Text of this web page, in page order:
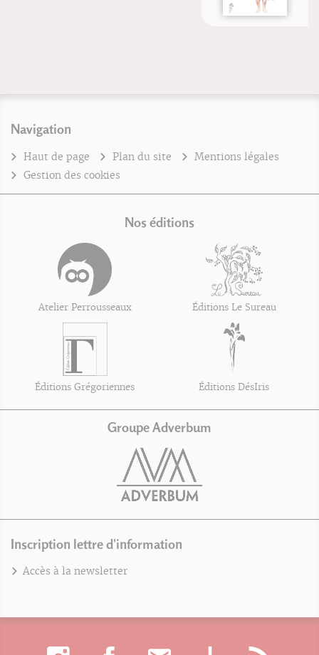
Navigation
Haut de page Plan du site
Mentions légales
Gestion des cookies
Nos éditions
Atelier Perrousseaux Éditions Le Sureau
Éditions Grégoriennes Éditions DésIris
Groupe Adverbum
Inscription lettre d'information
Accès à la newsletter